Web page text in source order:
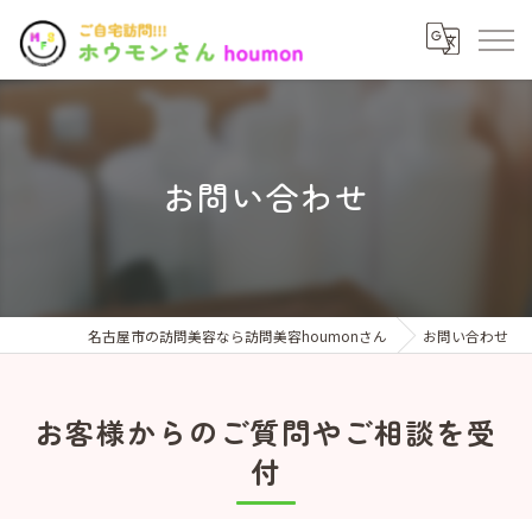
お問い合わせ
名古屋市の訪問美容なら訪問美容houmonさん お問い合わせ
お客様からのご質問やご相談を受
付